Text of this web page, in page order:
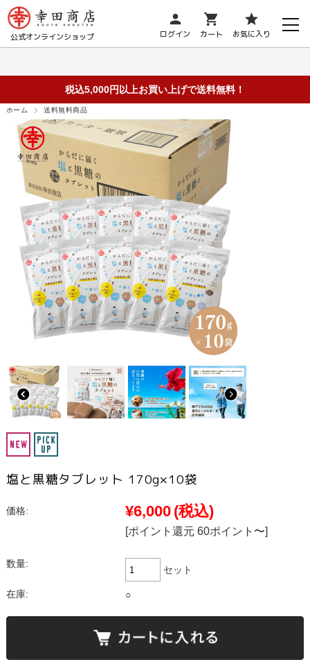
公式オンラインショップ
person
ログイン
shopping_cart
カート
star
お気に入り
税込5,000円以上お買い上げで送料無料！
ホーム 送料無料商品
塩と黒糖タブレット 170g×10袋
価格: ¥6,000 (税込)
[ポイント還元 60ポイント〜]
数量:
セット
在庫: ○